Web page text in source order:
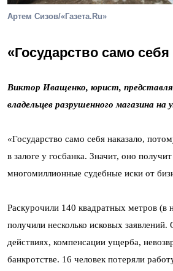
Артем Сизов/«Газета.Ru»
«Государство само себя
Виктор Иващенко, юрист,
владельцев разрушенного магазина на
«Государство само себя наказало,
в залоге у госбанка. Значит, оно
многомиллионные судебные иски от
Раскурочили 140 квадратных метров (в
получили несколько исковых заявлений.
действиях, компенсации ущерба,
банкротстве. 16 человек потеряли